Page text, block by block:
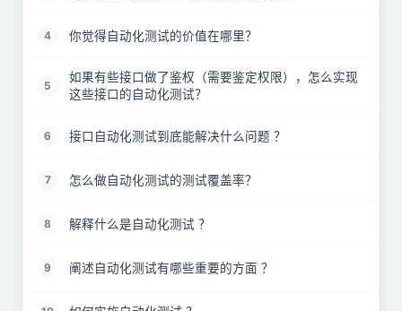
4 你觉得自动化测试的价值在哪里？
5
如果有些接口做了鉴权（需要鉴定权限），怎么实现
这些接口的自动化测试？
6 接口自动化测试到底能解决什么问题 ？
7 怎么做自动化测试的测试覆盖率？
8 解释什么是自动化测试 ？
9 阐述自动化测试有哪些重要的方面 ？